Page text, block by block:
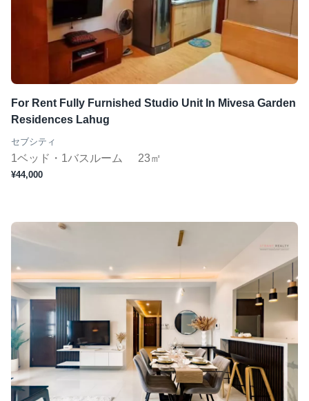
For Rent Fully Furnished Studio Unit In Mivesa Garden
Residences Lahug
セブシティ
1ベッド・1バスルーム 23㎡
¥44,000